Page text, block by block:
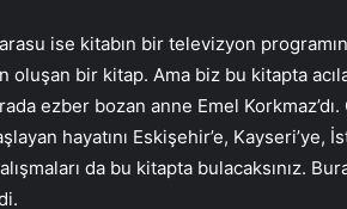
ise kitabın bir televizyon
oluşan bir kitap. Ama biz bu kitapta
ezber bozan anne Emel
hayatını Eskişehir’e, Kayseri’ye,
da bu kitapta bulacaksınız.